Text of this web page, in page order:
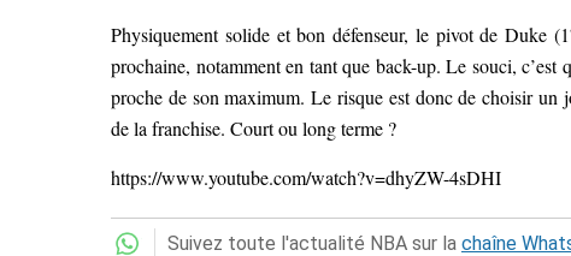
Physiquement solide et bon défenseur, le pivot de Duke
prochaine, notamment en tant que back-up. Le souci, c’est
proche de son maximum. Le risque est donc de choisir un
de la franchise. Court ou long terme ?
https://www.youtube.com/watch?v=dhyZW-4sDHI
Suivez toute l'actualité NBA sur la chaîne